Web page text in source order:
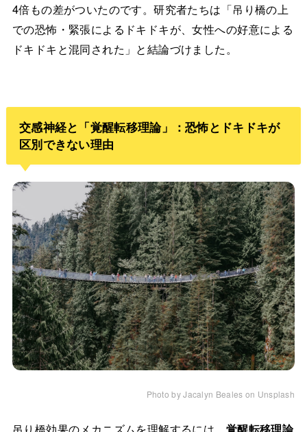
4倍もの差がついたのです。研究者たちは「吊り橋の上
での恐怖・緊張によるドキドキが、女性への好意による
ドキドキと混同された」と結論づけました。
交感神経と「覚醒転移理論」：恐怖とドキドキが
区別できない理由
Photo by Jacalyn Beales on Unsplash